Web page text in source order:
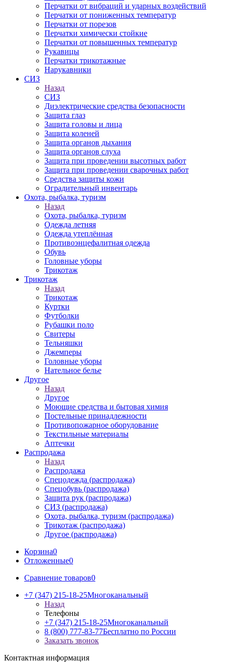
Перчатки от вибраций и ударных воздействий
Перчатки от пониженных температур
Перчатки от порезов
Перчатки химически стойкие
Перчатки от повышенных температур
Рукавицы
Перчатки трикотажные
Нарукавники
СИЗ
Назад
СИЗ
Диэлектрические средства безопасности
Защита глаз
Защита головы и лица
Защита коленей
Защита органов дыхания
Защита органов слуха
Защита при проведении высотных работ
Защита при проведении сварочных работ
Средства защиты кожи
Оградительный инвентарь
Охота, рыбалка, туризм
Назад
Охота, рыбалка, туризм
Одежда летняя
Одежда утеплённая
Противоэнцефалитная одежда
Обувь
Головные уборы
Трикотаж
Трикотаж
Назад
Трикотаж
Куртки
Футболки
Рубашки поло
Свитеры
Тельняшки
Джемперы
Головные уборы
Нательное белье
Другое
Назад
Другое
Моющие средства и бытовая химия
Постельные принадлежности
Противопожарное оборудование
Текстильные материалы
Аптечки
Распродажа
Назад
Распродажа
Спецодежда (распродажа)
Спецобувь (распродажа)
Защита рук (распродажа)
СИЗ (распродажа)
Охота, рыбалка, туризм (распродажа)
Трикотаж (распродажа)
Другое (распродажа)
Корзина0
Отложенные0
Сравнение товаров0
+7 (347) 215-18-25Многоканальный
Назад
Телефоны
+7 (347) 215-18-25Многоканальный
8 (800) 777-83-77Бесплатно по России
Заказать звонок
Контактная информация